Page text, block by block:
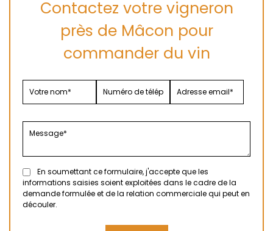
Contactez votre vigneron
près de Mâcon pour
commander du vin
En soumettant ce formulaire, j'accepte que les
informations saisies soient exploitées dans le cadre de la
demande formulée et de la relation commerciale qui peut en
découler.